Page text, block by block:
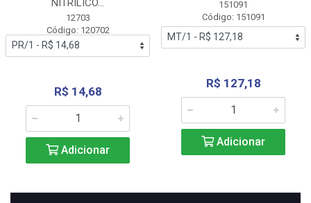
NITRÍLICO...
12703
Código: 120702
R$ 14,68
Adicionar
151091
Código: 151091
R$ 127,18
Adicionar